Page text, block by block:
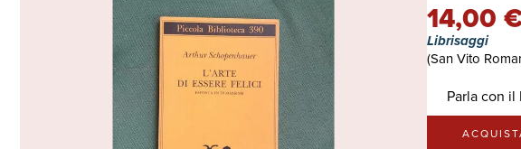
14,00
Librisaggi
(San Vito
Parla con il